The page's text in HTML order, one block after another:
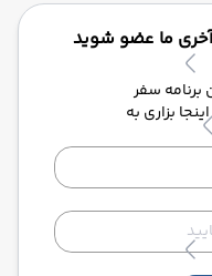
آخری ما عضو شوید
برنامه سفر
بزاری به